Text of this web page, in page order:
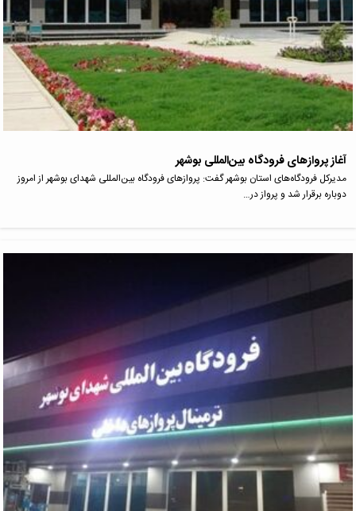
آغاز پرواز‌های فرودگاه بین‌المللی بوشهر
مدیرکل فرودگاه‌های استان بوشهر گفت: پرواز‌های فرودگاه بین‌المللی شهدای بوشهر از امروز
دوباره برقرار شد و پرواز در…